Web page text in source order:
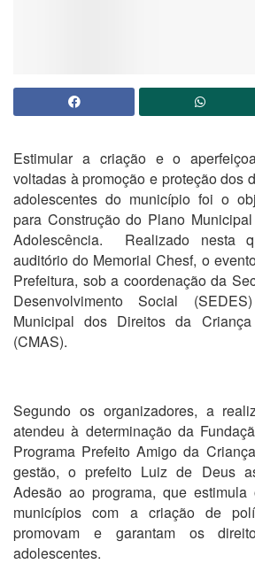
Estimular a criação e o
voltadas à promoção e proteção dos
adolescentes do município foi o
para Construção do Plano
Adolescência.
Realizado nesta
auditório do Memorial Chesf, o
Prefeitura, sob a coordenação da
Desenvolvimento Social
Municipal dos Direitos da
(CMAS).
Segundo os organizadores, a
atendeu à determinação da
Programa Prefeito Amigo da
gestão, o prefeito Luiz de Deus
Adesão ao programa, que estimula
municípios com a criação de
promovam e garantam os
adolescentes.